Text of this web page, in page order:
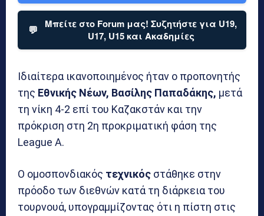
💬
Μπείτε στο Forum μας! Συζητήστε για U19,
U17, U15 και Ακαδημίες
Ιδιαίτερα ικανοποιημένος ήταν ο προπονητής
της Εθνικής Νέων, Βασίλης Παπαδάκης, μετά
τη νίκη 4-2 επί του Καζακστάν και την
πρόκριση στη 2η προκριματική φάση της
League A.
Ο ομοσπονδιακός τεχνικός στάθηκε στην
πρόοδο των διεθνών κατά τη διάρκεια του
τουρνουά, υπογραμμίζοντας ότι η πίστη στις